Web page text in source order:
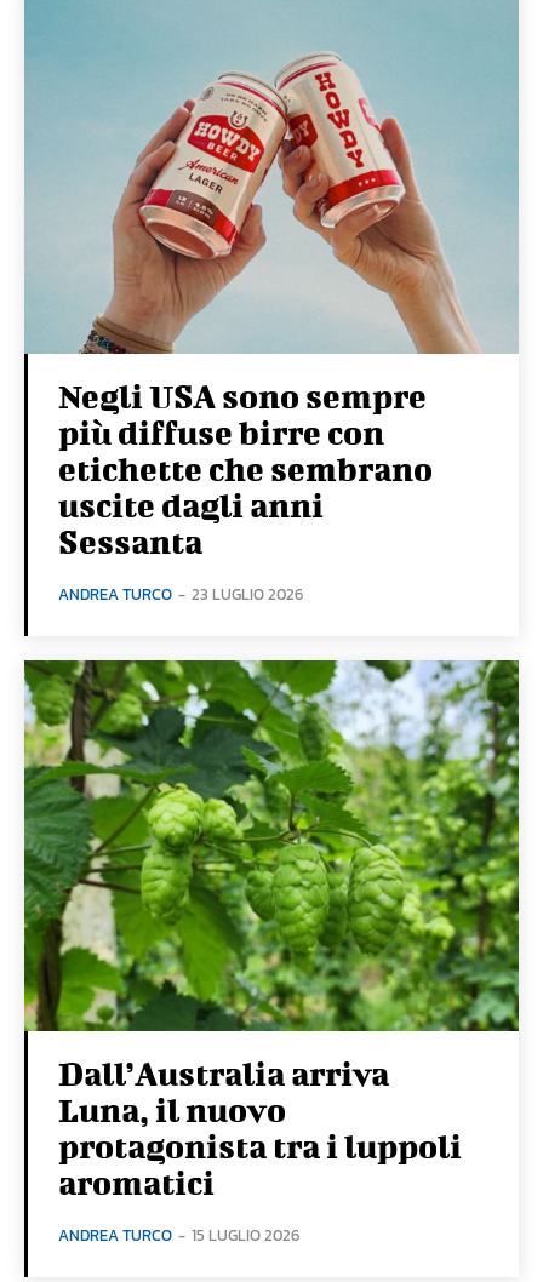
Negli USA sono sempre
più diffuse birre con
etichette che sembrano
uscite dagli anni
Sessanta
ANDREA TURCO - 23 LUGLIO 2026
Dall’Australia arriva
Luna, il nuovo
protagonista tra i luppoli
aromatici
ANDREA TURCO - 15 LUGLIO 2026